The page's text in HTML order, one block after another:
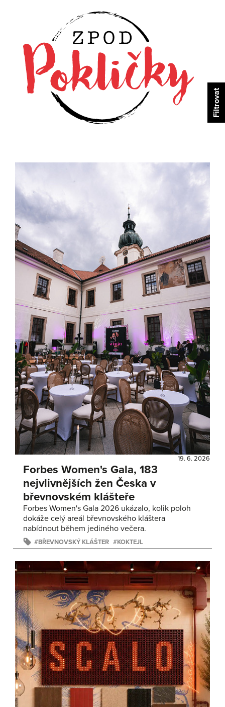
19. 6. 2026
Forbes Women's Gala, 183
nejvlivnějších žen Česka v
břevnovském klášteře
Forbes Women's Gala 2026 ukázalo, kolik poloh
dokáže celý areál břevnovského kláštera
nabídnout během jediného večera.
BŘEVNOVSKÝ KLÁŠTER KOKTEJL